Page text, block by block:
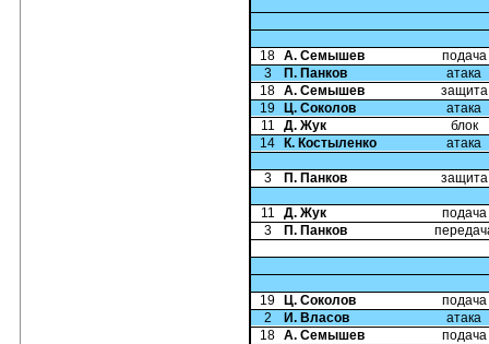
18 А. Семышев
подача
3
П. Панков
атака
18 А. Семышев
защита
19
Ц. Соколов
атака
11
Д. Жук
блок
14
К. Костыленко атака
3 П. Панков защита
11 Д. Жук
подача
3
П. Панков
19 Ц. Соколов
подача
2
И. Власов
атака
18 А. Семышев
подача